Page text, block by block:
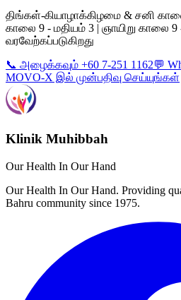
திங்கள்-கியாழாக்கிழமை & சனி
காலை 9 - மதியம் 3 | ஞாயிறு காலை 9
வரவேற்கப்படுகிறது
📞 அழைக்கவும் +60 7-251 1162💬
MOVO-X இல் முன்பதிவு செய்யுங்கள்
Klinik Muhibbah
Our Health In Our Hand
Our Health In Our Hand. Providing
Bahru community since 1975.